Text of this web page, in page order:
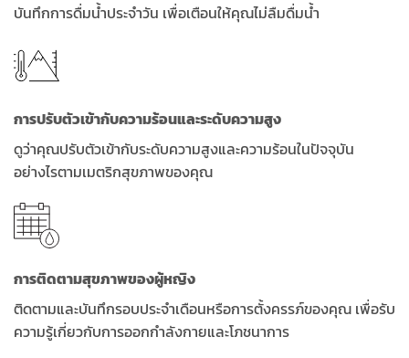
บันทึกการดื่มน้ำประจำวัน เพื่อเตือนให้คุณไม่ลืมดื่มน้ำ
การปรับตัวเข้ากับความร้อนและระดับความสูง
ดูว่าคุณปรับตัวเข้ากับระดับความสูงและความร้อนในปัจจุบัน
อย่างไรตามเมตริกสุขภาพของคุณ
การติดตามสุขภาพของผู้หญิง
ติดตามและบันทึกรอบประจำเดือนหรือการตั้งครรภ์ของคุณ เพื่อรับ
ความรู้เกี่ยวกับการออกกำลังกายและโภชนาการ